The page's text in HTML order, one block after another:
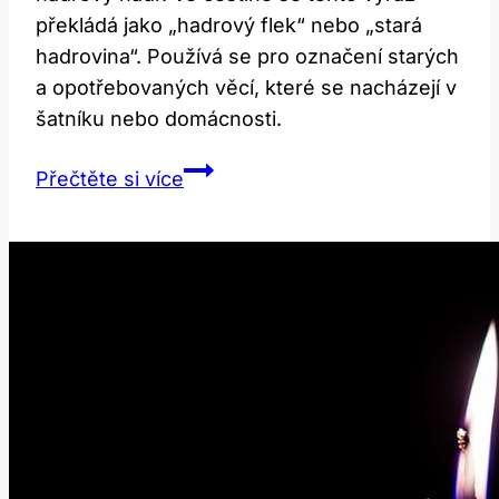
překládá jako „hadrový flek“ nebo „stará
hadrovina“. Používá se pro označení starých
a opotřebovaných věcí, které se nacházejí v
šatníku nebo domácnosti.
Přečtěte si víceRag: